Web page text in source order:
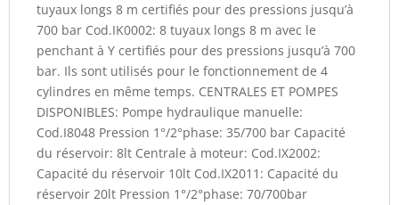
tuyaux longs 8 m certifiés pour des pressions jusqu’à
700 bar Cod.IK0002: 8 tuyaux longs 8 m avec le
penchant à Y certifiés pour des pressions jusqu’à 700
bar. Ils sont utilisés pour le fonctionnement de 4
cylindres en même temps. CENTRALES ET POMPES
DISPONIBLES: Pompe hydraulique manuelle:
Cod.I8048 Pression 1°/2°phase: 35/700 bar Capacité
du réservoir: 8lt Centrale à moteur: Cod.IX2002:
Capacité du réservoir 10lt Cod.IX2011: Capacité du
réservoir 20lt Pression 1°/2°phase: 70/700bar